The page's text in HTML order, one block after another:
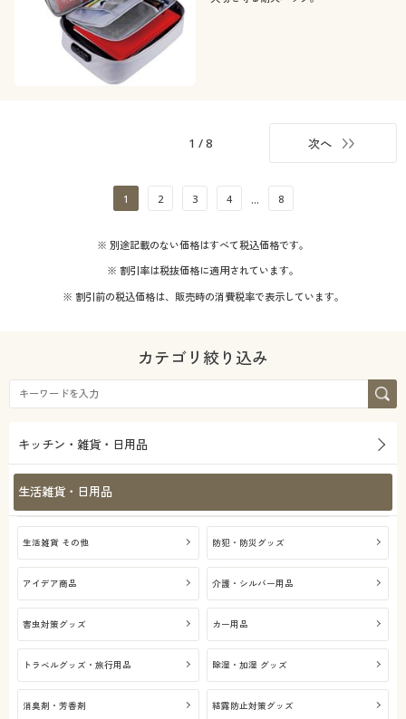
1 /8 次へ
1 2 3 4 … 8
※ 別途記載のない価格はすべて税込価格です。
※ 割引率は税抜価格に適用されています。
※ 割引前の税込価格は、販売時の消費税率で表示しています。
カテゴリ絞り込み
キッチン・雑貨・日用品
生活雑貨・日用品
生活雑貨 その他 防犯・防災グッズ
アイデア商品 介護・シルバー用品
害虫対策グッズ カー用品
トラベルグッズ・旅行用品 除湿・加湿 グッズ
消臭剤・芳香剤 結露防止対策グッズ